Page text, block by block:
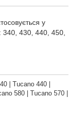
у
340, 430, 440, 450,
| Tucano 440 |
580 | Tucano 570 |